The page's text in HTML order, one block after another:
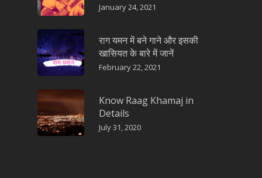
January 24, 2021
राग यमन में बने गाने और इसकी
खासियत के बारे में जानें
February 22, 2021
Know Raag Khamaj in
Details
July 31, 2020